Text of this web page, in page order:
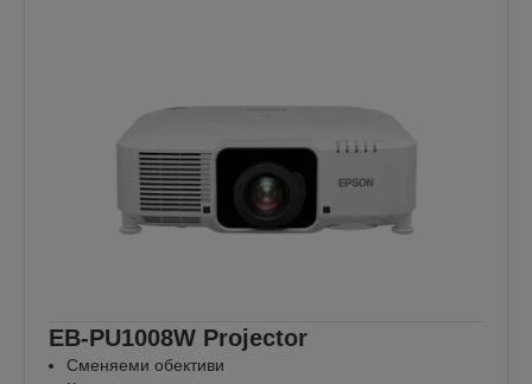
EB-PU1008W Projector
Сменяеми обективи